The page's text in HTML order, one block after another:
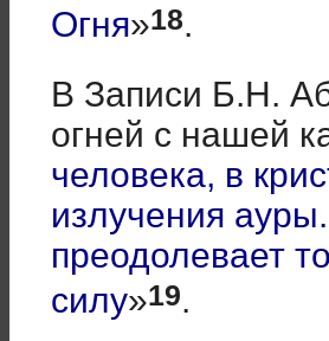
Огня»18.
В Записи Б.Н.
огней с нашей
человека, в
излучения
преодолевает
силу»19.